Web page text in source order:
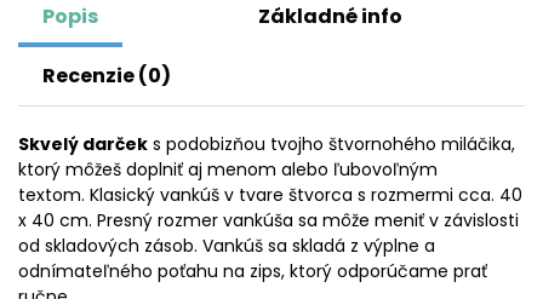
Popis Základné info
Recenzie (0)
Skvelý darček s podobizňou tvojho štvornohého miláčika,
ktorý môžeš doplniť aj menom alebo ľubovoľným
textom. Klasický vankúš v tvare štvorca s rozmermi cca. 40
x 40 cm. Presný rozmer vankúša sa môže meniť v závislosti
od skladových zásob. Vankúš sa skladá z výplne a
odnímateľného poťahu na zips, ktorý odporúčame prať